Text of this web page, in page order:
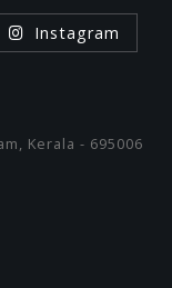
Instagram
Kerala - 695006